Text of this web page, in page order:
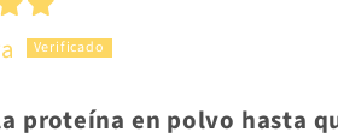
proteína en polvo hasta